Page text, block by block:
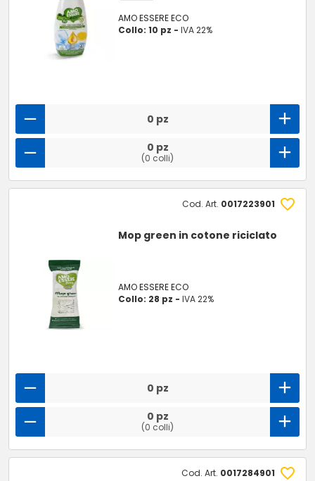
AMO ESSERE ECO
Collo: 10 pz -IVA 22%
0 pz
0 pz
(0 colli)
Cod. Art. 0017223901
Mop green in cotone riciclato
AMO ESSERE ECO
Collo: 28 pz -IVA 22%
0 pz
0 pz
(0 colli)
Cod. Art. 0017284901